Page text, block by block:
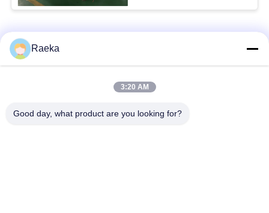
Catégories populaires
Pompe à vide de
Raeka
3:20 AM
Good day, what product are you looking for?